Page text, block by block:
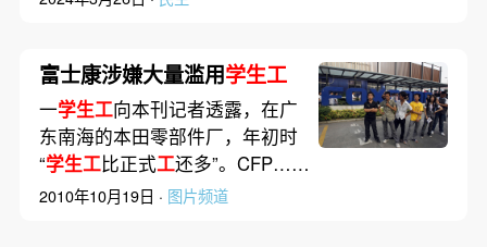
富士康涉嫌大量滥用学生工
一学生工向本刊记者透露，在广
东南海的本田零部件厂，年初时
“学生工比正式工还多”。CFP……
2010年10月19日 · 图片频道